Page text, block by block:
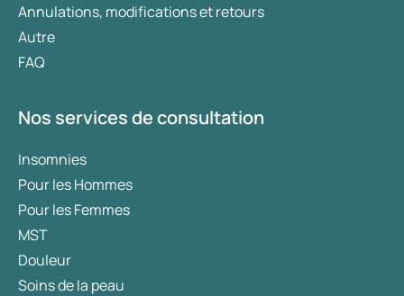
Annulations, modifications et retours
Autre
FAQ
Nos services de consultation
Insomnies
Pour les Hommes
Pour les Femmes
MST
Douleur
Soins de la peau